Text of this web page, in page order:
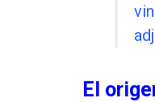
El